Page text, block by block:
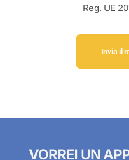
Reg. UE
VORREI UN